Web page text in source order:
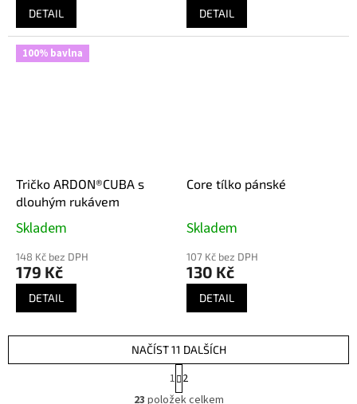
DETAIL DETAIL
100% bavlna
Tričko ARDON®CUBA s
dlouhým rukávem
Skladem
148 Kč bez DPH
179 Kč
DETAIL
Core tílko pánské
Skladem
107 Kč bez DPH
130 Kč
DETAIL
O
NAČÍST 11 DALŠÍCH
t
r
1 2
23 položek celkem